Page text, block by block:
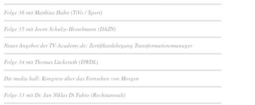
Folge 36 mit Matthias Hahn (TiVo / Xperi)
Folge 35 mit Joern Schulze-Hesselmann (DAZN)
Neues Angebot der TV-Academy.de: Zertifikatslehrgang Transformationsmanager
Folge 34 mit Thomas Lückerath (DWDL)
Die media hall: Kongress über das Fernsehen von Morgen
Folge 33 mit Dr. Jan Niklas Di Fabio (Rechtsanwalt)